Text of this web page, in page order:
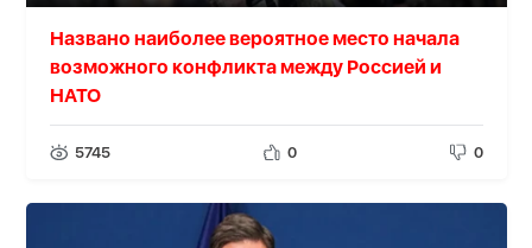
Названо наиболее вероятное место начала
возможного конфликта между Россией и
НАТО
5745 0 0